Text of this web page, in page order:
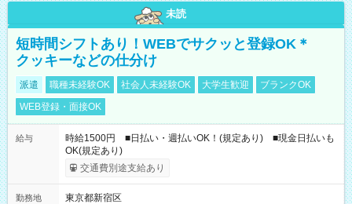
未読
短時間シフトあり！WEBでサクッと登録OK＊
クッキーなどの仕分け
派遣 職種未経験OK 社会人未経験OK 大学生歓迎
ブランクOK
WEB登録・面接OK
給与
時給1500円 ■日払い・週払いOK！(規定あり) ■現金日払いも
OK(規定あり)
交通費別途支給あり
勤務地
東京都新宿区